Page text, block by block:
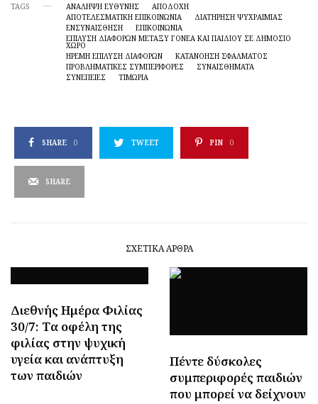
TAGS ΑΝΆΛΗΨΗ ΕΥΘΎΝΗΣ
ΑΠΟΔΟΧΗ
ΑΠΟΤΕΛΕΣΜΑΤΙΚΉ ΕΠΙΚΟΙΝΩΝΊΑ
ΔΙΑΤΉΡΗΣΗ ΨΥΧΡΑΙΜΊΑΣ
ΕΝΣΥΝΑΙΣΘΗΣΗ
ΕΠΙΚΟΙΝΩΝΙΑ
ΕΠΊΛΥΣΗ ΔΙΑΦΟΡΏΝ ΜΕΤΑΞΎ ΓΟΝΈΑ ΚΑΙ ΠΑΙΔΙΟΎ ΣΕ ΔΗΜΌΣΙΟ
ΧΏΡΟ
ΉΡΕΜΗ ΕΠΊΛΥΣΗ ΔΙΑΦΟΡΏΝ
ΚΑΤΑΝΌΗΣΗ ΣΦΆΛΜΑΤΟΣ
ΠΡΟΒΛΗΜΑΤΙΚΈΣ ΣΥΜΠΕΡΙΦΟΡΈΣ
ΣΥΝΑΙΣΘΗΜΑΤΑ
ΣΥΝΕΠΕΙΕΣ
ΤΙΜΩΡΙΑ
SHARE 0 TWEET PIN 0
SHARE
ΣΧΕΤΙΚΆ ΆΡΘΡΑ
Διεθνής Ημέρα Φιλίας
30/7: Tα οφέλη της
φιλίας στην ψυχική
υγεία και ανάπτυξη
των παιδιών
Πέντε δύσκολες
συμπεριφορές παιδιών
που μπορεί να δείχνουν